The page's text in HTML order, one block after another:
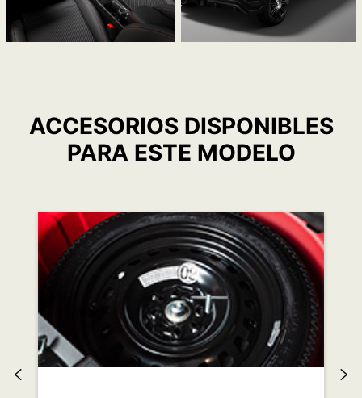
ACCESORIOS DISPONIBLES
PARA ESTE MODELO